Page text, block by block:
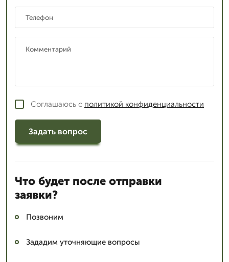
Соглашаюсь с политикой конфиденциальности
Задать вопрос
Что будет после отправки
заявки?
Позвоним
Зададим уточняющие вопросы